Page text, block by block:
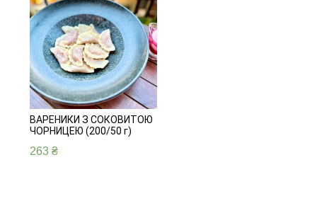
ВАРЕНИКИ З СОКОВИТОЮ
ЧОРНИЦЕЮ (200/50 г)
263 ₴